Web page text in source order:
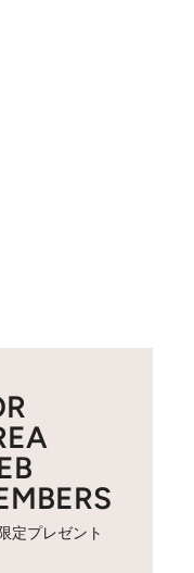
定プレゼント